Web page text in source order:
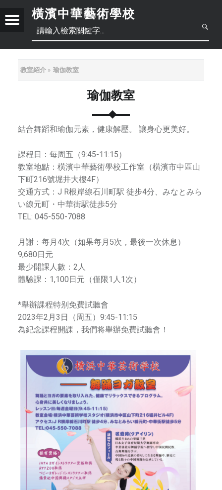
橫濱中華藝術學校
創
立
于
6
底
，
位
于
橫
濱
華
街
，
是
所
綜
合
術
校
師
資
團
為
來
自
Menu
教室紹介 瑜伽教室
瑜伽教室
結合舞蹈和瑜伽元素，健康解壓。 讓身心更美好。
課程日：每周五（9:45-11:15）
教室地點：橫濱中華藝術學校工作室（橫濱市中區山
下町216號堀井大樓4F）
交通方式：J R根岸線石川町駅 徒步4分、みなとみら
い線元町・中華街駅徒歩5分
TEL: 045-550-7088
月謝：每月4次（如果每月5次，最後一次休息）
9,680日元
最少開課人數：2人
體驗課：1,100日元（僅限1人1次）
*舉辦課程特别免費試聽會
2023年2月3日（周五）9:45-11:15
為紀念課程開課，我們将舉辦免費試聽會！